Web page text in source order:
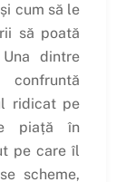
cum să le
să poată
dintre
ridicat pe
piață în
pe care îl
scheme,